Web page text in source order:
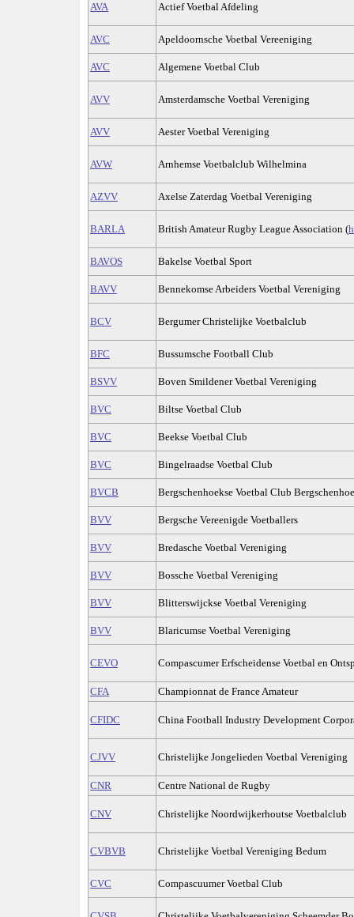
AVA Actief Voetbal Afdeling
AVC Apeldoornsche Voetbal Vereeniging
AVC Algemene Voetbal Club
AVV Amsterdamsche Voetbal Vereniging
AVV Aester Voetbal Vereniging
AVW Arnhemse Voetbalclub Wilhelmina
AZVV Axelse Zaterdag Voetbal Vereniging
BARLA British Amateur Rugby League Association (
BAVOS Bakelse Voetbal Sport
BAVV Bennekomse Arbeiders Voetbal Vereniging
BCV Bergumer Christelijke Voetbalclub
BFC Bussumsche Football Club
BSVV Boven Smildener Voetbal Vereniging
BVC Biltse Voetbal Club
BVC Beekse Voetbal Club
BVC Bingelraadse Voetbal Club
BVCB Bergschenhoekse Voetbal Club
BVV Bergsche Vereenigde Voetballers
BVV Bredasche Voetbal Vereniging
BVV Bossche Voetbal Vereniging
BVV Blitterswijckse Voetbal Vereniging
BVV Blaricumse Voetbal Vereniging
CEVO Compascumer Erfscheidense Voetbal en
CFA Championnat de France Amateur
CFIDC China Football Industry Development
CJVV Christelijke Jongelieden Voetbal Vereniging
CNR Centre National de Rugby
CNV Christelijke Noordwijkerhoutse Voetbalclub
CVBVB Christelijke Voetbal Vereniging Bedum
CVC Compascuumer Voetbal Club